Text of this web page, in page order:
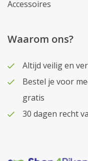
Accessoires
Waarom ons?
Altijd veilig en
Bestel je voor
gratis
30 dagen recht